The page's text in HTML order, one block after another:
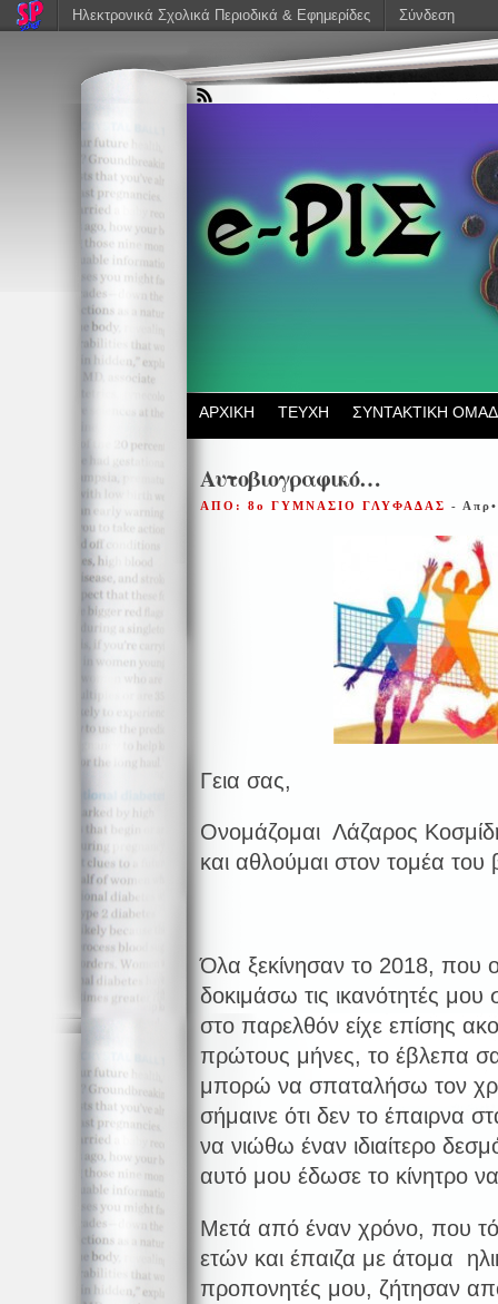
ΑΡΧΙΚΗ ΤΕΥΧΗ ΣΥΝΤΑΚΤΙΚΗ
Αυτοβιογραφικό…
ΑΠΟ: 8ο ΓΥΜΝΑΣΙΟ ΓΛΥΦΑΔΑΣ -
Γεια σας,
Ονομάζομαι Λάζαρος
και αθλούμαι στον τομέα του
Όλα ξεκίνησαν το 2018, που
δοκιμάσω τις ικανότητές
στο παρελθόν είχε επίσης
πρώτους μήνες, το έβλεπα
μπορώ να σπαταλήσω τον
σήμαινε ότι δεν το έπαιρνα
να νιώθω έναν ιδιαίτερο
αυτό μου έδωσε το κίνητρο
Μετά από έναν χρόνο, που
ετών και έπαιζα με άτομα
προπονητές μου, ζήτησαν
Ηλεκτρονικά Σχολικά Περιοδικά & Εφημερίδες Σύνδεση